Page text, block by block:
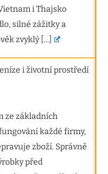
i Thajsko
silné zážitky a
zvyklý [...]
i životní prostředí
ze základních
každé firmy,
zboží. Správně
před